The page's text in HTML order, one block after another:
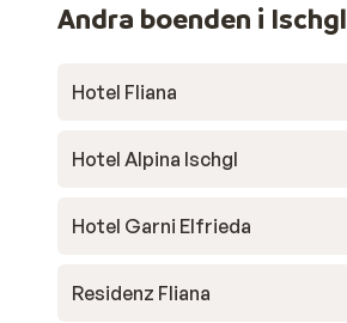
Andra boenden i Ischgl
Hotel Fliana
Hotel Alpina Ischgl
Hotel Garni Elfrieda
Residenz Fliana